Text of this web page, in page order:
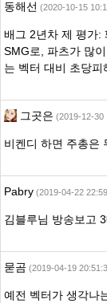
동해선 (2020-10-15
배그 2년차 제 평가:
SMG로, 파츠가 많
는 벡터 대비 초당피
그곳은 (2019-12-30
비켄디 하면 주총은
Pabry (2019-04-22
김블루님 방송보고
묻곰 (2019-04-19
예전 벡터가 생각나